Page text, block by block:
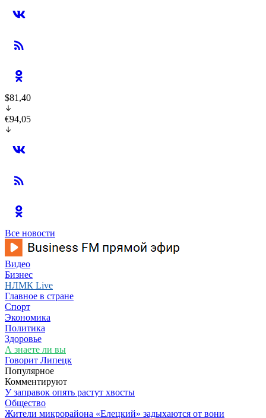
$81,40
€94,05
Все новости
Видео
Бизнес
НЛМК Live
Главное в стране
Спорт
Экономика
Политика
Здоровье
А знаете ли вы
Говорит Липецк
Популярное
Комментируют
У заправок опять растут хвосты
Общество
Жители микрорайона «Елецкий» задыхаются от вони